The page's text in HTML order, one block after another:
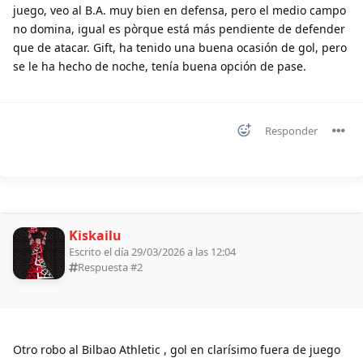
juego, veo al B.A. muy bien en defensa, pero el medio campo
no domina, igual es pòrque está más pendiente de defender
que de atacar. Gift, ha tenido una buena ocasión de gol, pero
se le ha hecho de noche, tenía buena opción de pase.
Responder
Kiskailu
Escrito el día 29/03/2026 a las 12:04
Respuesta #2
Otro robo al Bilbao Athletic , gol en clarísimo fuera de juego